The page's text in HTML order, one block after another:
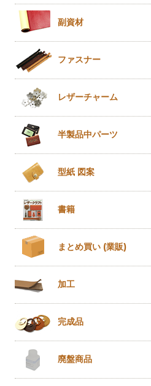
副資材
ファスナー
レザーチャーム
半製品中パーツ
型紙 図案
書籍
まとめ買い (業販)
加工
完成品
廃盤商品